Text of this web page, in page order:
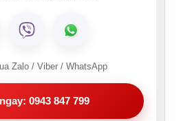
Zalo / Viber / WhatsApp
0943 847 799